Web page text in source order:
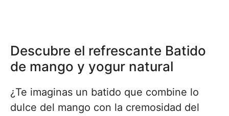
Descubre el refrescante Batido
de mango y yogur natural
¿Te imaginas un batido que combine lo
dulce del mango con la cremosidad del